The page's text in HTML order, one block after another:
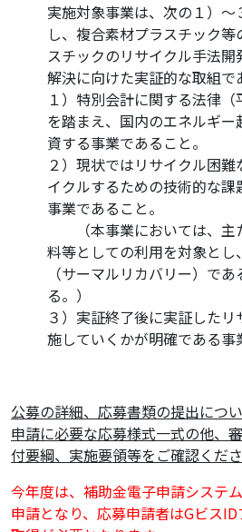
実施対象事業は、次の１）
し、複合素材プラスチック
スチックのリサイクル手法
解決に向けた実証的な取組で
１）特別会計に関する法律（
を踏まえ、国内のエネルギー
資する事業であること。
２）現状ではリサイクル困
イクルするための技術的な
事業であること。
（本事業においては、
料等としての利用を対象と
（サーマルリカバリー）で
る。）
３）実証終了後に実証した
施していくかが明確である事
公募の詳細、応募書類の提出につ
申請に必要な応募様式一式の他、
付要綱、実施要領等をご確認くださ
今年度は、補助金電子申請システ
申請となり、応募申請者はGビス